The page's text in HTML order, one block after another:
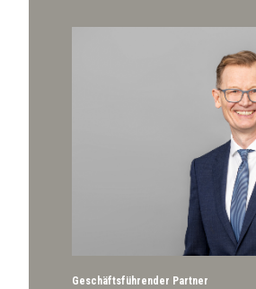
Geschäftsführender Partner